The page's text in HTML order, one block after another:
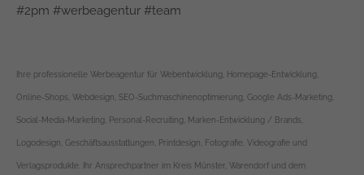
#2pm #werbeagentur #team
Ihre professionelle Werbeagentur für Webentwicklung, Homepage-Entwicklung,
Online-Shops, Webdesign, SEO-Suchmaschinenoptimierung, Google Ads-Marketing,
Social-Media-Marketing, Personal-Recruiting, Marken-Entwicklung / Brands,
Logodesign, Geschäftsausstattungen, Printdesign, Fotografie, Videografie und
Verlagsprodukte. Ihr Ansprechpartner im Kreis Münster, Warendorf und dem